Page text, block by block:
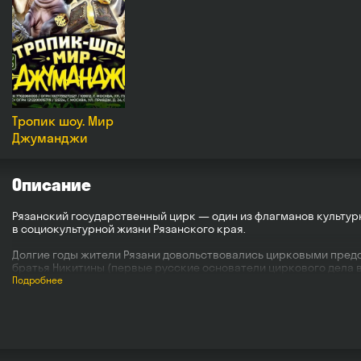
Тропик шоу. Мир
Джуманджи
Описание
Рязанский государственный цирк — один из флагманов
в социокультурной жизни Рязанского края.
Долгие годы жители Рязани довольствовались цирковыми
братья Никитины (первые русские основатели циркового
выступление Анатолия Дурова. Дуров развлекал рязанцев
В 1927 году в Рязани усилиями атлета, содержателя
годах. Еще долгие годы гастроли цирковых артистов
Подробнее